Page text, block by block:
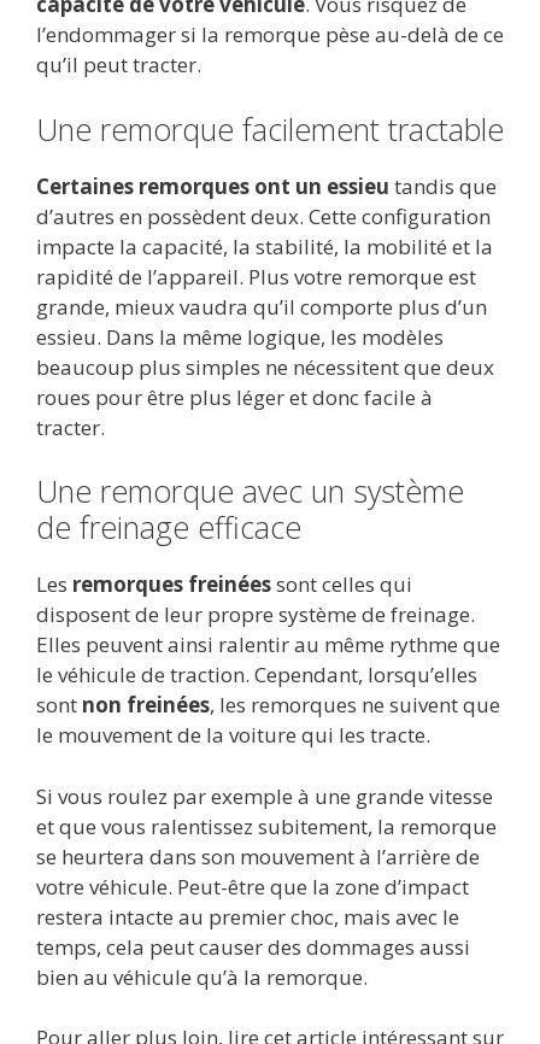
l’endommager si la remorque pèse au-delà de ce
qu’il peut tracter.
Une remorque facilement tractable
Certaines remorques ont un essieu tandis que
d’autres en possèdent deux. Cette configuration
impacte la capacité, la stabilité, la mobilité et la
rapidité de l’appareil. Plus votre remorque est
grande, mieux vaudra qu’il comporte plus d’un
essieu. Dans la même logique, les modèles
beaucoup plus simples ne nécessitent que deux
roues pour être plus léger et donc facile à
tracter.
Une remorque avec un système
de freinage efficace
Les remorques freinéessont celles qui
disposent de leur propre système de freinage.
Elles peuvent ainsi ralentir au même rythme que
le véhicule de traction. Cependant, lorsqu’elles
sont non freinées, les remorques ne suivent que
le mouvement de la voiture qui les tracte.
Si vous roulez par exemple à une grande vitesse
et que vous ralentissez subitement, la remorque
se heurtera dans son mouvement à l’arrière de
votre véhicule. Peut-être que la zone d’impact
restera intacte au premier choc, mais avec le
temps, cela peut causer des dommages aussi
bien au véhicule qu’à la remorque.
Pour aller plus loin, lire cet article intéressant sur